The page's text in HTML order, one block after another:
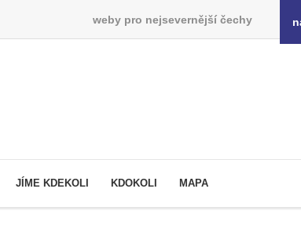
weby pro nejsevernější čechy
JÍME KDEKOLI KDOKOLI MAPA